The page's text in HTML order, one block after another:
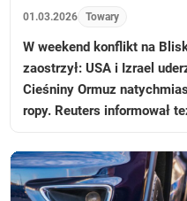
01.03.2026 Towary
W weekend konflikt na
zaostrzył: USA i Izrael
Cieśniny Ormuz
ropy. Reuters informował